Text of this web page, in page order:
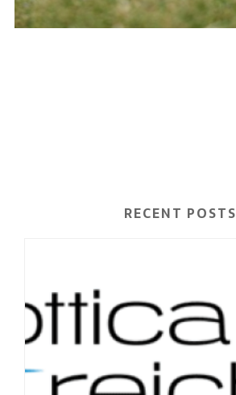
RECENT POSTS